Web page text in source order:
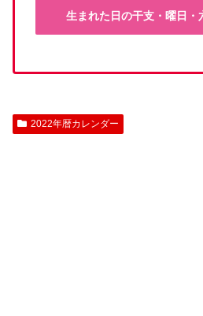
生まれた日の干支・曜日・
2022年暦カレンダー